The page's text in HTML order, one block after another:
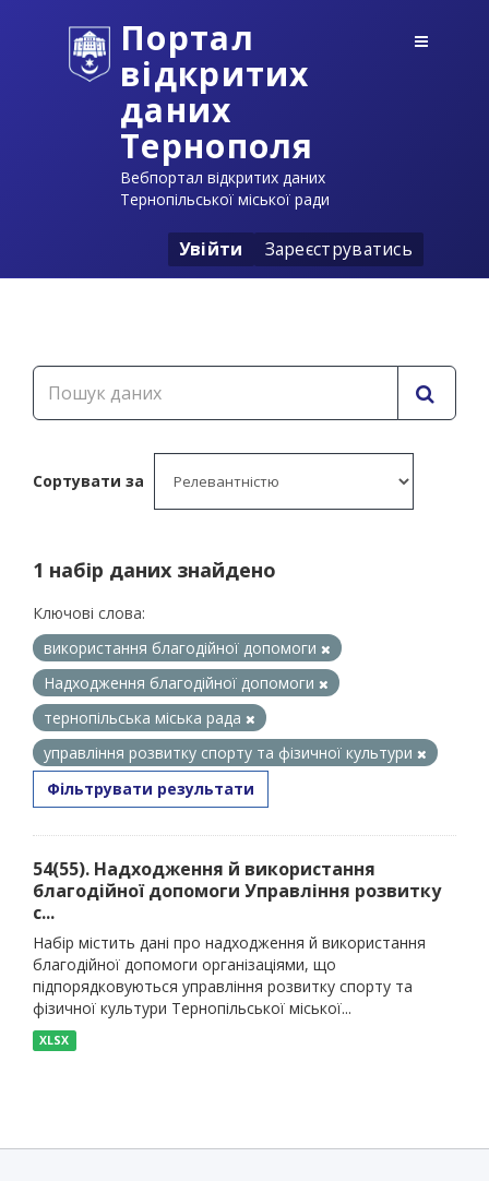
Портал
відкритих
даних
Тернополя
Вебпортал відкритих даних
Тернопільської міської ради
Увійти Зареєструватись
Сортувати за
1 набір даних знайдено
Ключові слова:
використання благодійної допомоги
Надходження благодійної допомоги
тернопільська міська рада
управління розвитку спорту та фізичної культури
Фільтрувати результати
54(55). Надходження й використання
благодійної допомоги Управління розвитку
с...
Набір містить дані про надходження й використання
благодійної допомоги організаціями, що
підпорядковуються управління розвитку спорту та
фізичної культури Тернопільської міської...
XLSX